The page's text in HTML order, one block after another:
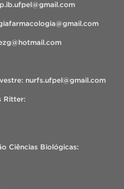
nurfs.ufpel@gmail.com
Ritter:
Ciências Biológicas: